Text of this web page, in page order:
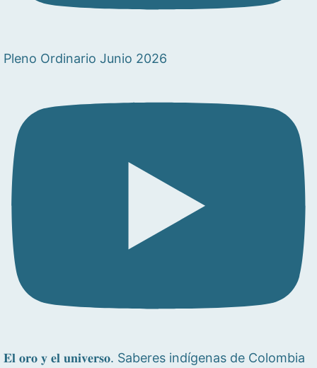
Pleno Ordinario Junio 2026
𝐄𝐥 𝐨𝐫𝐨 𝐲 𝐞𝐥 𝐮𝐧𝐢𝐯𝐞𝐫𝐬𝐨. Saberes indígenas de Colombia